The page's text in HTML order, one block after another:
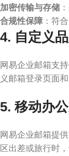
加密传输与存储
合规性保障 ：符
4. 自定义
网易企业邮箱支
义邮箱登录页面
5. 移动办
网易企业邮箱提
区出差或旅行时